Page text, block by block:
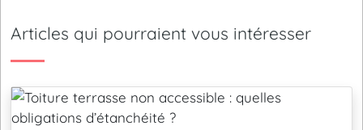
Articles qui pourraient vous intéresser